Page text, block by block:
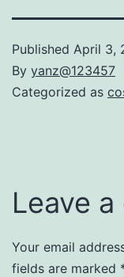
Published April 3,
By yanz@123457
Categorized as
Leave
Your email
fields are marked